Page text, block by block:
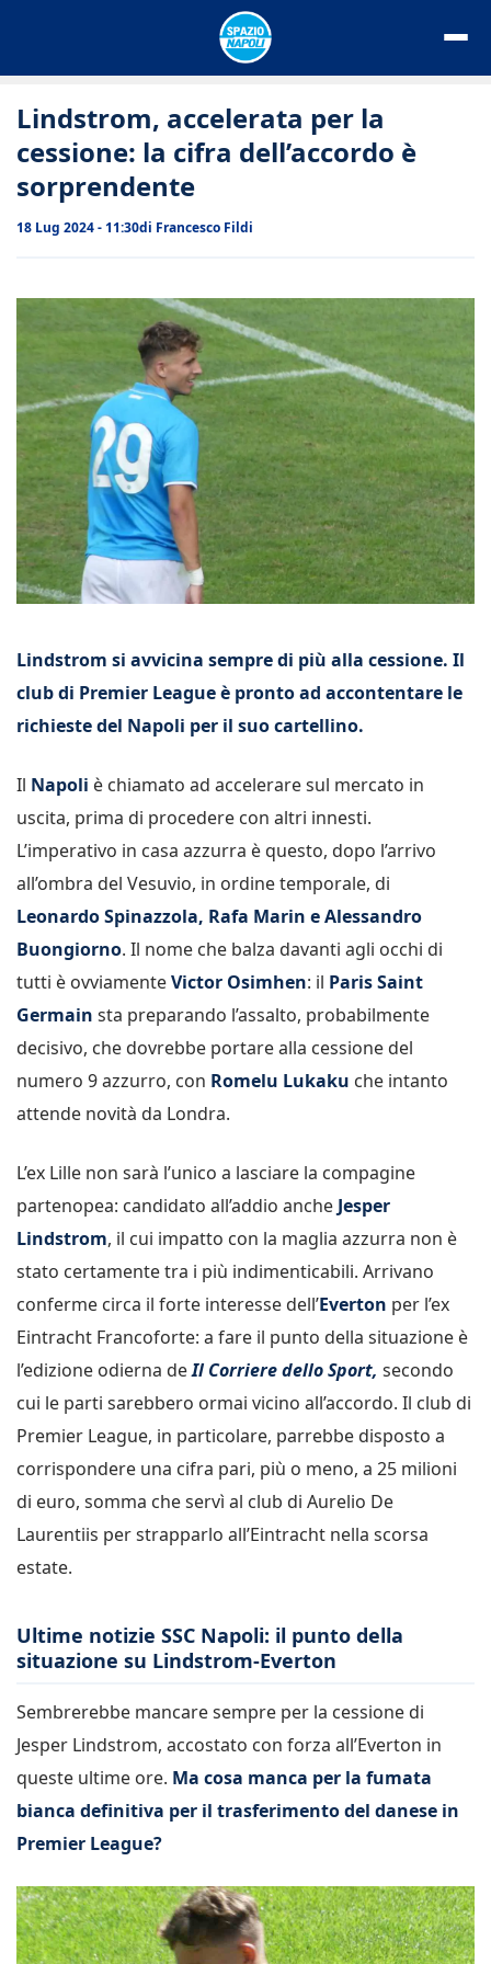
Lindstrom, accelerata per la
cessione: la cifra dell’accordo è
sorprendente
18 Lug 2024 - 11:30di Francesco Fildi
Lindstrom si avvicina sempre di più alla cessione. Il
club di Premier League è pronto ad accontentare le
richieste del Napoli per il suo cartellino.
Il Napoli è chiamato ad accelerare sul mercato in
uscita, prima di procedere con altri innesti.
L’imperativo in casa azzurra è questo, dopo l’arrivo
all’ombra del Vesuvio, in ordine temporale, di
Leonardo Spinazzola, Rafa Marin e Alessandro
Buongiorno. Il nome che balza davanti agli occhi di
tutti è ovviamenteVictor Osimhen: il Paris Saint
Germain sta preparando l’assalto, probabilmente
decisivo, che dovrebbe portare alla cessione del
numero 9 azzurro, con Romelu Lukaku che intanto
attende novità da Londra.
L’ex Lille non sarà l’unico a lasciare la compagine
partenopea: candidato all’addio anche Jesper
Lindstrom, il cui impatto con la maglia azzurra non è
stato certamente tra i più indimenticabili. Arrivano
conferme circa il forte interesse dell’Everton per l’ex
Eintracht Francoforte: a fare il punto della situazione è
l’edizione odierna deIl Corriere dello Sport, secondo
cui le parti sarebbero ormai vicino all’accordo. Il club di
Premier League, in particolare, parrebbe disposto a
corrispondere una cifra pari, più o meno, a 25 milioni
di euro, somma che servì al club di Aurelio De
Laurentiis per strapparlo all’Eintracht nella scorsa
estate.
Ultime notizie SSC Napoli: il punto della
situazione su Lindstrom-Everton
Sembrerebbe mancare sempre per la cessione di
Jesper Lindstrom, accostato con forza all’Everton in
queste ultime ore. Ma cosa manca per la fumata
bianca definitiva per il trasferimento del danese in
Premier League?